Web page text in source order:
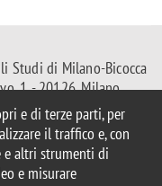
e di terze parti, per
il traffico e, con
e altri strumenti di
e misurare
Studi di Milano-Bicocca
1 - 20126, Milano